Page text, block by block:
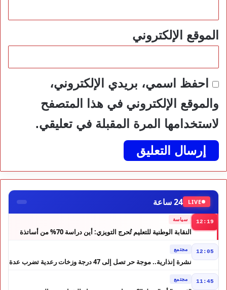
الموقع الإلكتروني
احفظ اسمي، بريدي الإلكتروني،
والموقع الإلكتروني في هذا المتصفح
لاستخدامها المرة المقبلة في تعليقي.
LIVE 24 ساعة
12:19 سياسة
النقابة الوطنية للتعليم تُحرج التويزي: أين دراسة 70% من أساتذة
12:05 مجتمع
نشرة إنذارية.. موجة حر تصل إلى 47 درجة وزخات رعدية تضرب عدة
11:45 مجتمع